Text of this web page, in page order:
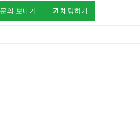
문의 보내기 채팅하기